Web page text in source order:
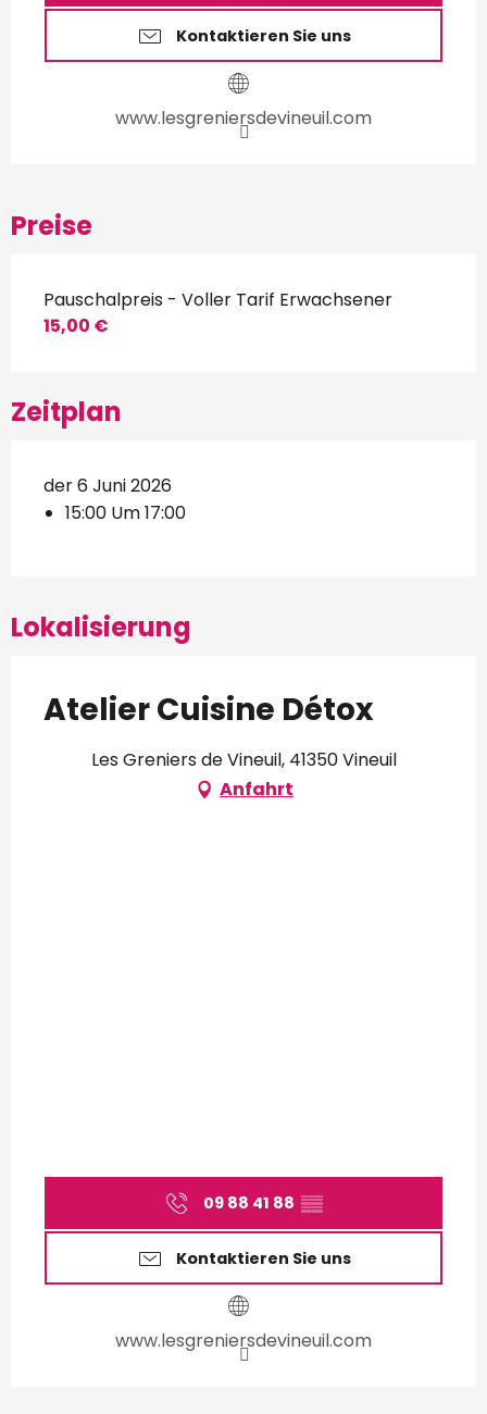
Kontaktieren Sie uns
www.lesgreniersdevineuil.com
Preise
Pauschalpreis - Voller Tarif Erwachsener
15,00 €
Zeitplan
der 6 Juni 2026
15:00 Um 17:00
Lokalisierung
Atelier Cuisine Détox
Les Greniers de Vineuil, 41350 Vineuil
Anfahrt
09 88 41 88 ▒▒
Kontaktieren Sie uns
www.lesgreniersdevineuil.com